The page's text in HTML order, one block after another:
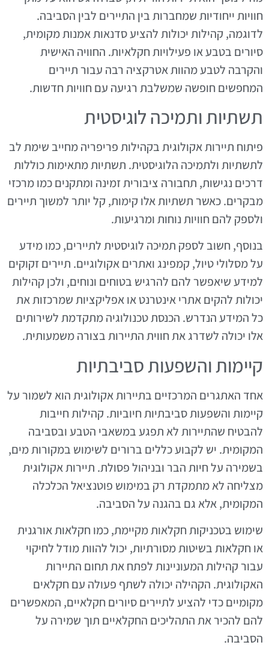
חוויות ייחודיות שמחברות בין התיירים לבין הסביבה.
לדוגמה, קהילות יכולות להציע סדנאות אמנות מקומית,
סיורים בטבע או פעילויות חקלאיות. החוויה האישית
והקרבה לטבע מהוות אטרקציה רבה עבור תיירים
המחפשים חופשה שמשלבת רגיעה עם חוויות חדשות.
תשתיות ותמיכה לוגיסטית
פיתוח תיירות אקולוגית בקהילות פריפריה מחייב שימת לב
לתשתיות ולתמיכה הלוגיסטית. תשתיות מתאימות כוללות
דרכים נגישות, תחבורה ציבורית זמינה ומתקנים כמו מרכזי
מבקרים. כאשר תשתיות אלו קימות, קל יותר למשוך תיירים
ולספק להם חוויות נוחות ומרגיעות.
בנוסף, חשוב לספק תמיכה לוגיסטית לתיירים, כמו מידע
על מסלולי טיול, קמפינג ואתרים אקולוגיים. תיירים זקוקים
למידע שיאפשר להם להרגיש בטוחים ונוחים, ולכן קהילות
יכולות להקים אתרי אינטרנט או אפליקציות שמרכזות את
כל המידע הנדרש. הכנסת טכנולוגיה מתקדמת לשירותים
אלו יכולה לשדרג את חווית התיירות בצורה משמעותית.
קיימות והשפעות סביבתיות
אחד האתגרים המרכזיים בתיירות אקולוגית הוא לשמור על
קיימות והשפעות סביבתיות חיוביות. קהילות חייבות
להבטיח שהתיירות לא תפגע במשאבי הטבע ובסביבה
המקומית. יש לקבוע כללים ברורים לשימוש במקורות מים,
בשמירה על חיות הבר ובניהול פסולת. תיירות אקולוגית
מצליחה לא מתמקדת רק במימוש פוטנציאל הכלכלה
המקומית, אלא גם בהגנה על הסביבה.
שימוש בטכניקות חקלאות מקיימת, כמו חקלאות אורגנית
או חקלאות בשיטות מסורתיות, יכול להוות מודל לחיקוי
עבור קהילות המעוניינות לפתח את תחום התיירות
האקולוגית. הקהילה יכולה לשתף פעולה עם חקלאים
מקומיים כדי להציע לתיירים סיורים חקלאיים, המאפשרים
להם להכיר את התהליכים החקלאיים תוך שמירה על
הסביבה.